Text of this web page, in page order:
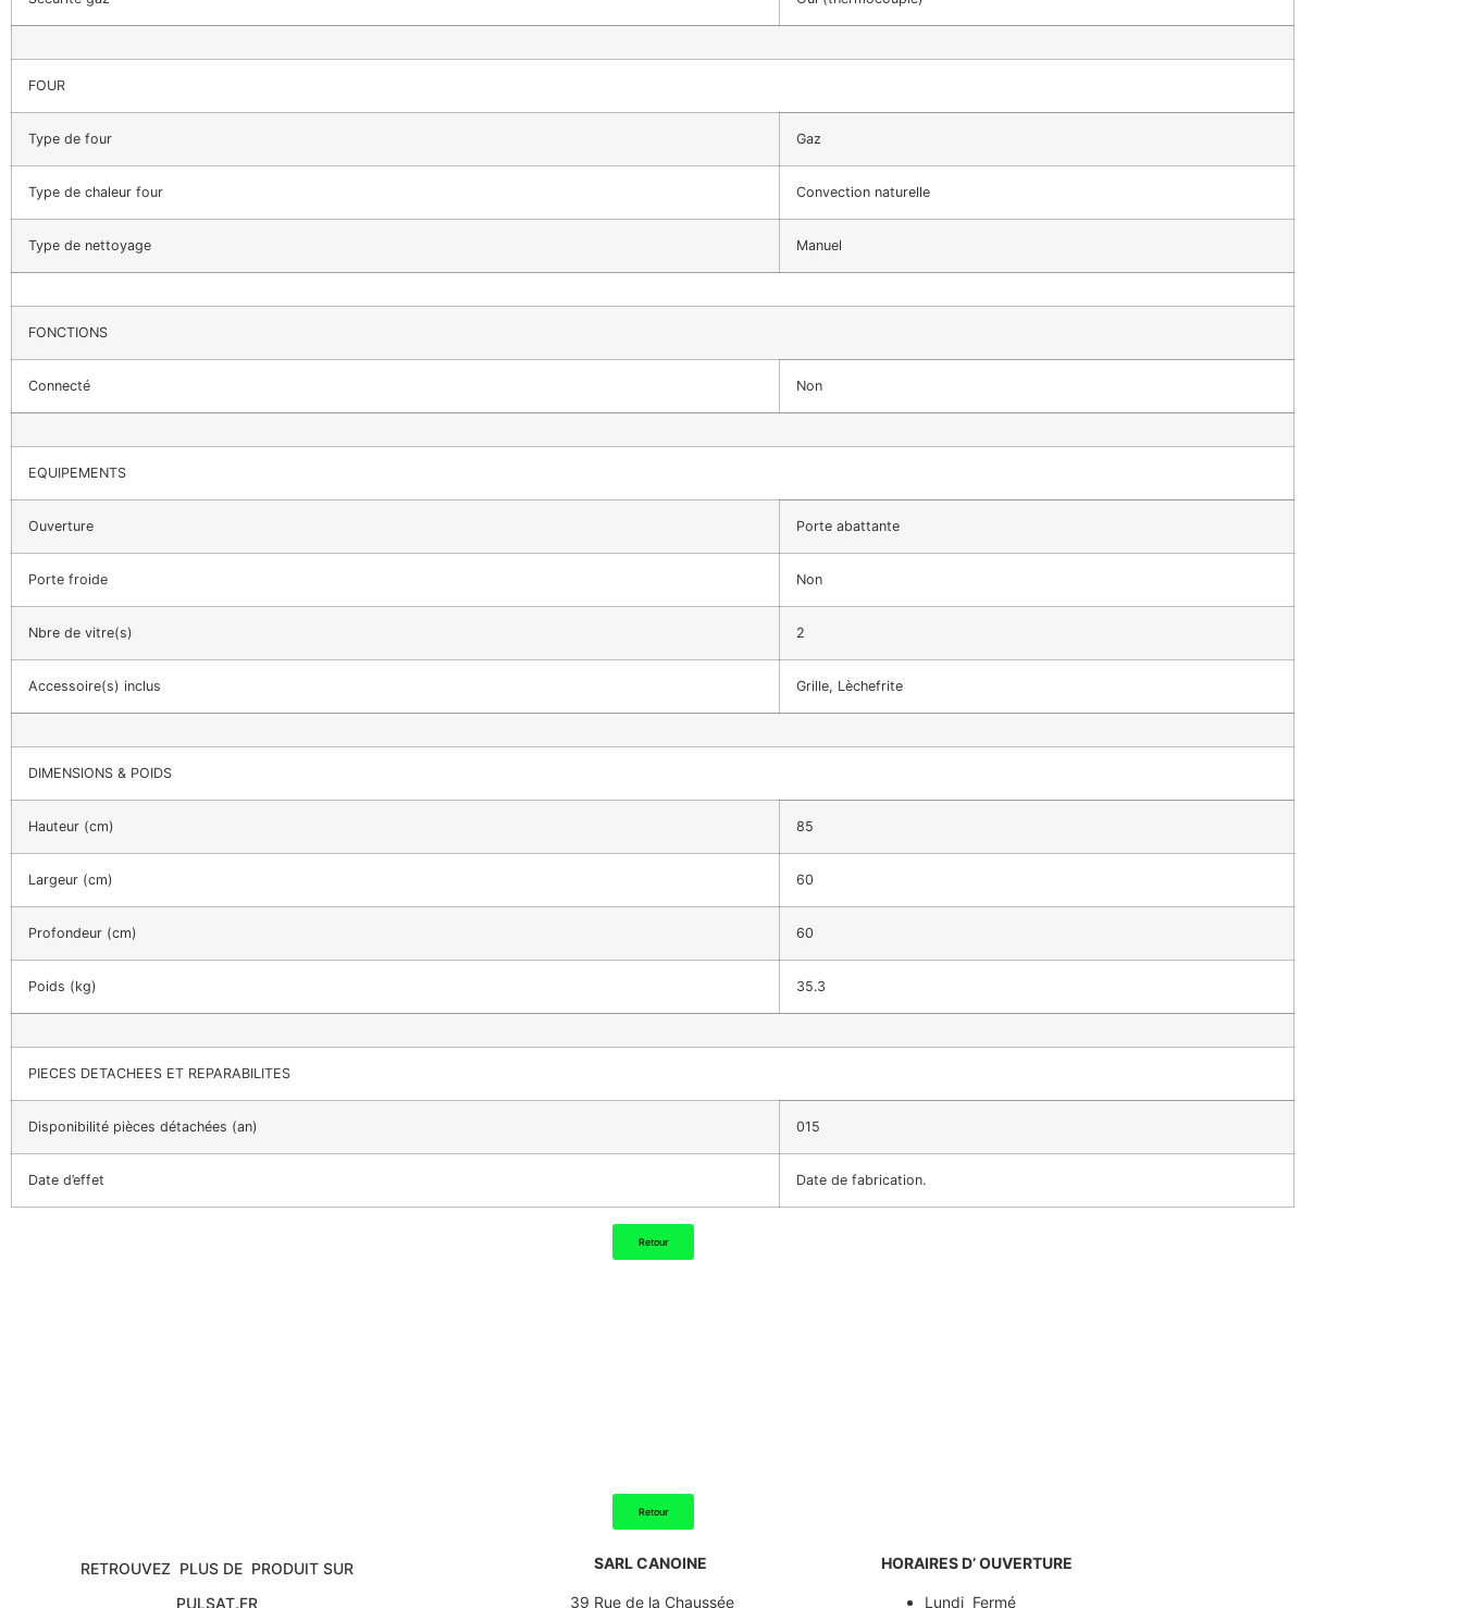
FOUR
Type de four Gaz
Type de chaleur four Convection naturelle
Type de nettoyage Manuel
FONCTIONS
Connecté Non
EQUIPEMENTS
Ouverture Porte abattante
Porte froide Non
Nbre de vitre(s) 2
Accessoire(s) inclus Grille, Lèchefrite
DIMENSIONS & POIDS
Hauteur (cm) 85
Largeur (cm) 60
Profondeur (cm) 60
Poids (kg) 35.3
PIECES DETACHEES ET REPARABILITES
Disponibilité pièces détachées (an) 015
Date d’effet Date de fabrication.
Retour
Retour
RETROUVEZ PLUS DE PRODUIT SUR
PULSAT.FR
SARL CANOINE
39 Rue de la Chaussée
HORAIRES D’ OUVERTURE
Lundi Fermé